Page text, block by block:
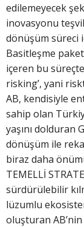
edilemeyecek
inovasyonu
dönüşüm süreci
Basitleşme
içeren bu
risking’, yani
AB, kendisiyle
sahip olan
yaşını dolduran
dönüşüm ile
biraz daha
TEMELLİ
sürdürülebilir
lüzumlu
oluşturan